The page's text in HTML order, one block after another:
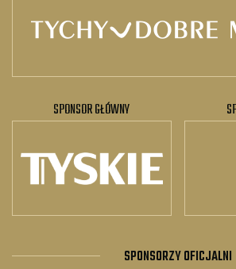
SPONSOR GŁÓWNY
SPONSORZY OFICJALNI